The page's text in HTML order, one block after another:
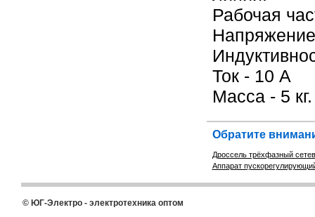
Рабочая
Ток - 10 А
Масса - 5 кг.
Обратите
Дроссель трёхфазный
Аппарат
© ЮГ-Электро - электротехника оптом